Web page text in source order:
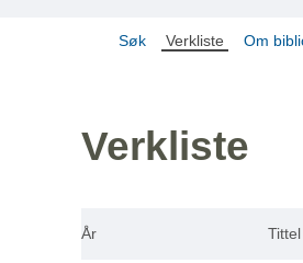
Søk Verkliste Om
Verkliste
År Tittel